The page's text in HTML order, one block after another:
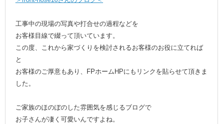
工事中の現場の写真や打合せの過程などを
お客様目線で綴って頂いています。
この度、これから家づくりを検討されるお客様のお役に立てれば
と
お客様のご厚意もあり、FPホームHPにもリンクを貼らせて頂きま
した。
ご家族のほのぼのした雰囲気を感じるブログで
お子さんが凄く可愛いんですよね。